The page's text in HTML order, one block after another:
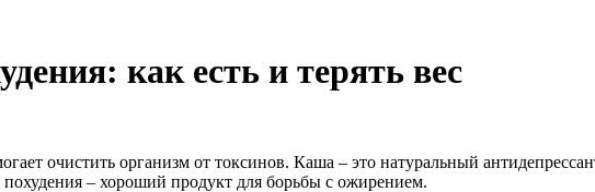
как есть и терять вес
очистить организм от токсинов. Каша – это натуральный
– хороший продукт для борьбы с ожирением.